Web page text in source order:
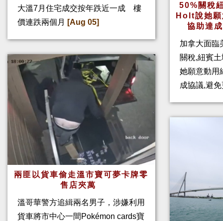
大溫7月住宅成交按年跌近一成 樓
價連跌兩個月
[Aug 05]
兩匪以貨車偷走溫市寶可夢卡牌零
售店夾萬
溫哥華警方追緝兩名男子，涉嫌利用
貨車將市中心一間Pokémon cards寶
50%關稅
Holt說她
協助達
加拿大面臨
關稅,紐賓
她願意動用
成協議,避